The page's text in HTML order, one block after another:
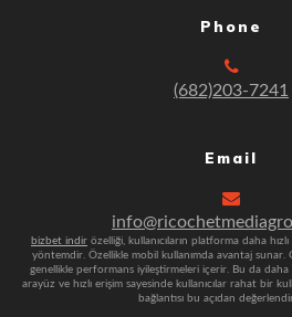
Phone
(682)203-7241
Email
bizbet indir özelliği, kullanıcıların platforma daha
yöntemdir. Özellikle mobil kullanımda avantaj sunar.
genellikle performans iyileştirmeleri içerir. Bu da daha
arayüz ve hızlı erişim sayesinde kullanıcılar rahat bir
bağlantısı bu açıdan